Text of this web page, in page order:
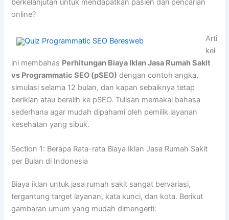
berkelanjutan untuk mendapatkan pasien dari pencarian
online?
Arti
kel
ini membahas Perhitungan Biaya Iklan Jasa Rumah Sakit
vs Programmatic SEO (pSEO) dengan contoh angka,
simulasi selama 12 bulan, dan kapan sebaiknya tetap
beriklan atau beralih ke pSEO. Tulisan memakai bahasa
sederhana agar mudah dipahami oleh pemilik layanan
kesehatan yang sibuk.
Section 1: Berapa Rata-rata Biaya Iklan Jasa Rumah Sakit
per Bulan di Indonesia
Biaya iklan untuk jasa rumah sakit sangat bervariasi,
tergantung target layanan, kata kunci, dan kota. Berikut
gambaran umum yang mudah dimengerti: